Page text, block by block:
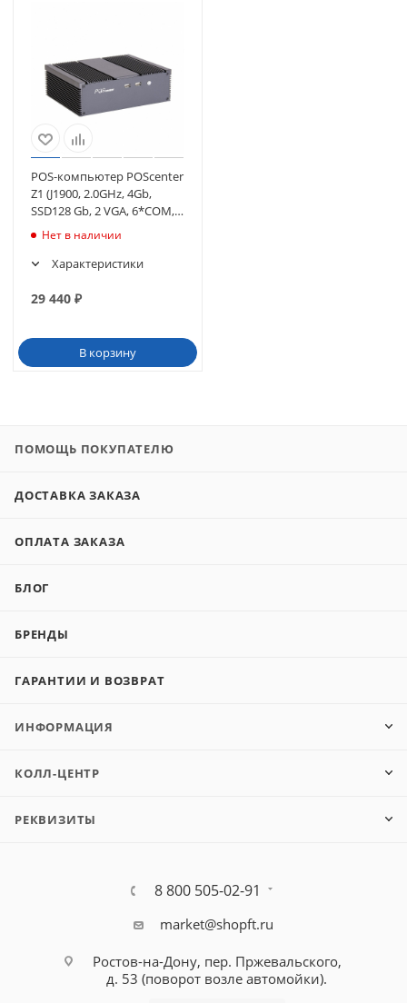
POS-компьютер POScenter
Z1 (J1900, 2.0GHz, 4Gb,
SSD128 Gb, 2 VGA, 6*COM,
8*USB, 2*PC/2, LAN) funless
Нет в наличии
Характеристики
29 440 ₽
В корзину
ПОМОЩЬ ПОКУПАТЕЛЮ
ДОСТАВКА ЗАКАЗА
ОПЛАТА ЗАКАЗА
БЛОГ
БРЕНДЫ
ГАРАНТИИ И ВОЗВРАТ
ИНФОРМАЦИЯ
КОЛЛ-ЦЕНТР
РЕКВИЗИТЫ
8 800 505-02-91
market@shopft.ru
Ростов-на-Дону, пер. Пржевальского,
д. 53 (поворот возле автомойки).